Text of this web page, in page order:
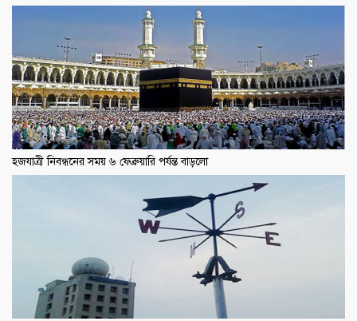
হজযাত্রী নিবন্ধনের সময় ৬ ফেব্রুয়ারি পর্যন্ত বাড়লো